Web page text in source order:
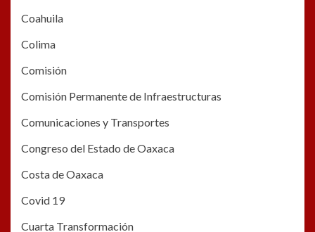
Coahuila
Colima
Comisión
Comisión Permanente de Infraestructuras
Comunicaciones y Transportes
Congreso del Estado de Oaxaca
Costa de Oaxaca
Covid 19
Cuarta Transformación